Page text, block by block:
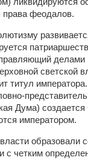
права феодалов.
делами
светской
титул
Дума)
императором.
образовали
четким